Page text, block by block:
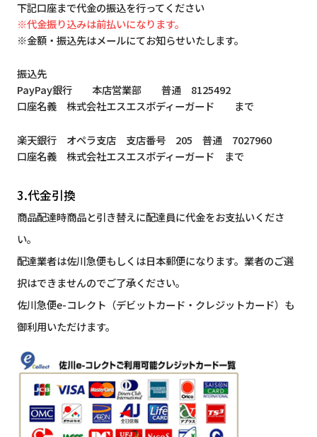
下記口座まで代金の振込を行ってください
※代金振り込みは前払いになります。
※金額・振込先はメールにてお知らせいたします。
振込先
PayPay銀行 本店営業部 普通 8125492
口座名義 株式会社エスエスボディーガード まで
楽天銀行 オペラ支店 支店番号 205 普通 7027960
口座名義 株式会社エスエスボディーガード まで
3.代金引換
商品配達時商品と引き替えに配達員に代金をお支払いくださ
い。
配達業者は佐川急便もしくは日本郵便になります。業者のご選
択はできませんのでご了承ください。
佐川急便e-コレクト（デビットカード・クレジットカード）も
御利用いただけます。